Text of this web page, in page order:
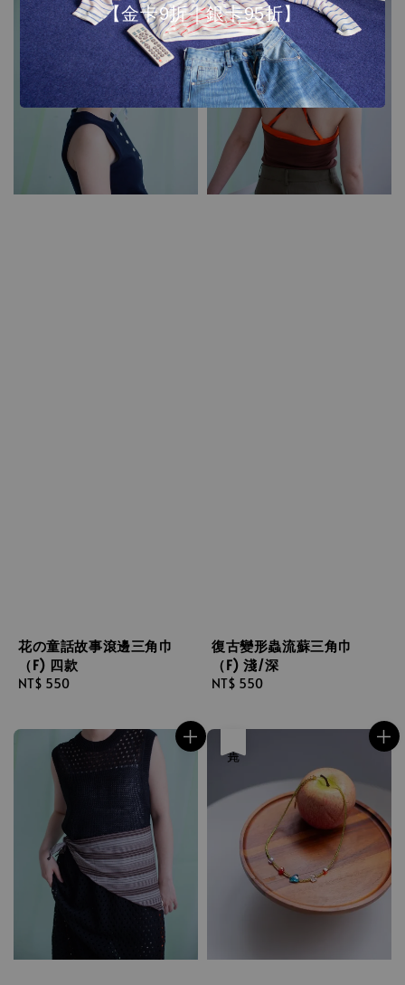
【金卡9折｜銀卡95折】
花の童話故事滾邊三角巾
（F) 四款
Regular
NT$ 550
復古變形蟲流蘇三角巾
（F) 淺/深
Regular
NT$ 550